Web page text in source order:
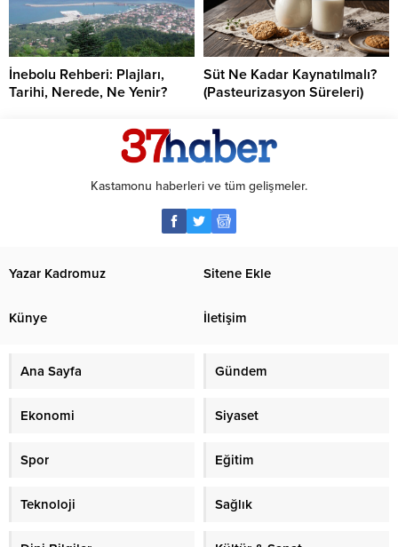
İnebolu Rehberi: Plajları,
Tarihi, Nerede, Ne Yenir?
Süt Ne Kadar Kaynatılmalı?
(Pasteurizasyon Süreleri)
Kastamonu haberleri ve tüm gelişmeler.
Yazar Kadromuz Sitene Ekle
Künye İletişim
Ana Sayfa Gündem
Ekonomi Siyaset
Spor Eğitim
Teknoloji Sağlık